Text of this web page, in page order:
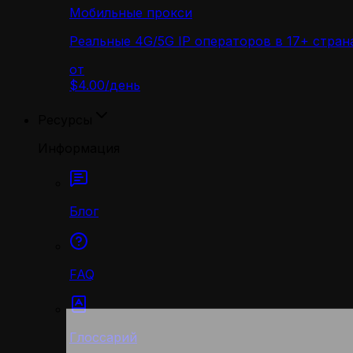
Мобильные прокси
Реальные 4G/5G IP операторов в 17+
от
$4.00/день
Блог
FAQ
Глоссарий